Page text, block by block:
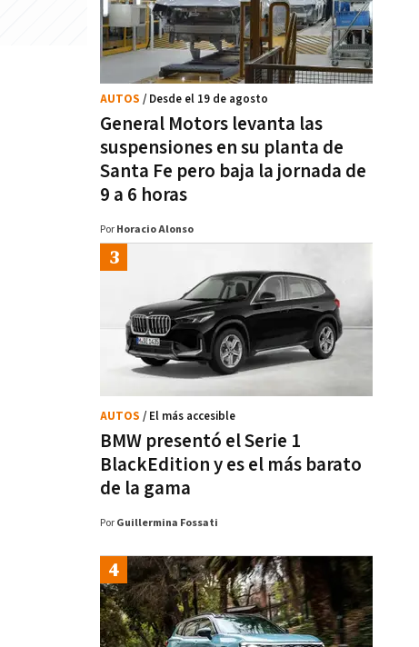
General Motors levanta las
suspensiones en su planta de
Santa Fe pero baja la jornada de
9 a 6 horas
AUTOS / Desde el 19 de agosto
Por Horacio Alonso
BMW presentó el Serie 1
BlackEdition y es el más barato
de la gama
AUTOS / El más accesible
Por Guillermina Fossati